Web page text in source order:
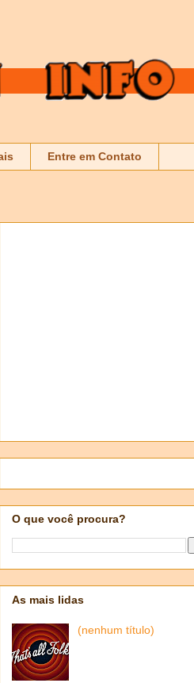
Entre em Contato
O que você procura?
As mais lidas
(nenhum título)